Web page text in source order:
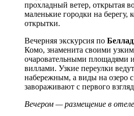
прохладный ветер, открытая
маленькие городки на берегу,
открытки.
Вечерняя экскурсия по
Комо, знаменита своими
очаровательными площадями
виллами. Узкие переулки
набережным, а виды на
завораживают с первого
Вечером — размещение в